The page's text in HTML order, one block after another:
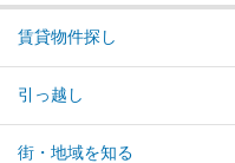
賃貸物件探し
引っ越し
街・地域を知る